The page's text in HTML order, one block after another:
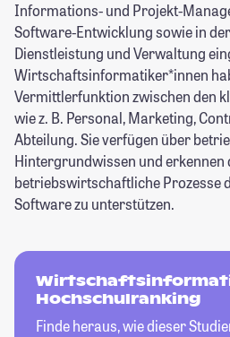
Informations- und Projekt-
Software-Entwicklung sowie in
Dienstleistung und Verwaltung
Wirtschaftsinformatiker*innen
Vermittlerfunktion zwischen den
wie z. B. Personal, Marketing,
Abteilung. Sie verfügen über
Hintergrundwissen und erkennen
betriebswirtschaftliche Prozesse
Software zu unterstützen.
Hochschulranking
Finde heraus, wie dieser